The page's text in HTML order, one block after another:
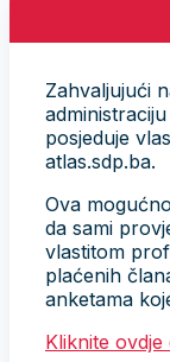
Zahvaljujući
posjeduje
atlas.sdp.ba.
Ova
da sami
vlastitom
plaćenih
anketama
Kliknite